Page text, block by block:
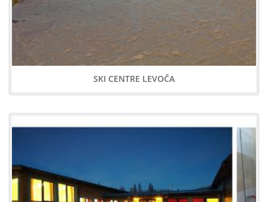
SKI CENTRE LEVOČA